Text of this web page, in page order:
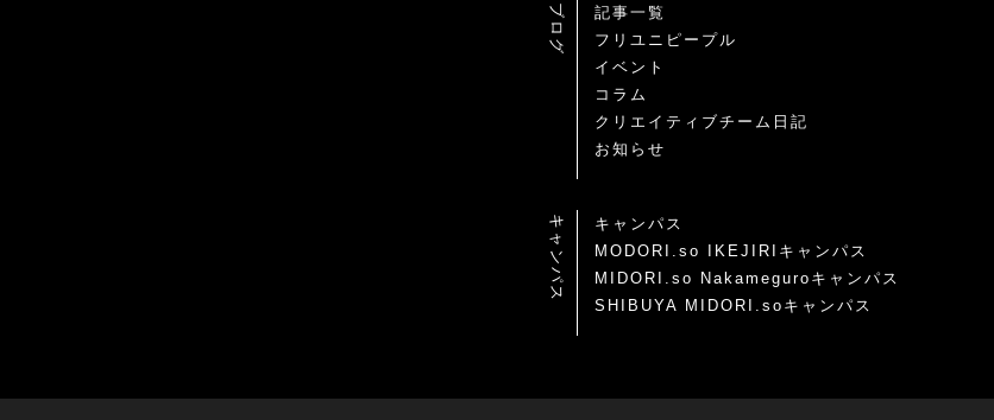
ブログ
記事一覧
フリユニピープル
イベント
コラム
クリエイティブチーム日記
お知らせ
キャンパス
キャンパス
MODORI.so IKEJIRIキャンパス
MIDORI.so Nakameguroキャンパス
SHIBUYA MIDORI.soキャンパス